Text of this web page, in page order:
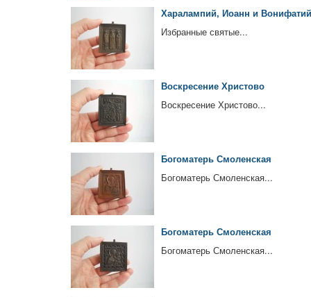
Харалампий, Иоанн и Вонифатий
Избранные святые...
Воскресение Христово
Воскресение Христово...
Богоматерь Смоленская
Богоматерь Смоленская...
Богоматерь Смоленская
Богоматерь Смоленская...